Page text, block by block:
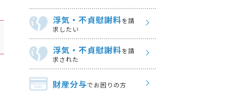
浮気・不貞慰謝料を請
求したい
浮気・不貞慰謝料を請
求された
財産分与でお困りの方